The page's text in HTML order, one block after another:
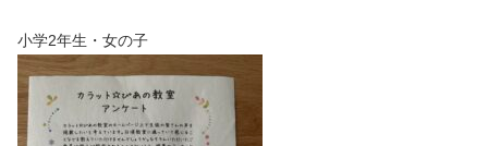
小学2年生・女の子